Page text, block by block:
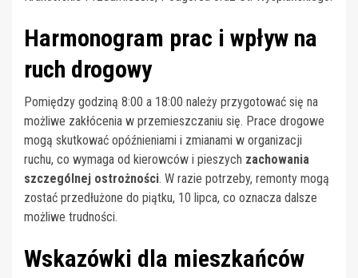
Harmonogram prac i wpływ na
ruch drogowy
Pomiędzy godziną 8:00 a 18:00 należy przygotować się na
możliwe zakłócenia w przemieszczaniu się. Prace drogowe
mogą skutkować opóźnieniami i zmianami w organizacji
ruchu, co wymaga od kierowców i pieszych zachowania
szczególnej ostrożności. W razie potrzeby, remonty mogą
zostać przedłużone do piątku, 10 lipca, co oznacza dalsze
możliwe trudności.
Wskazówki dla mieszkańców